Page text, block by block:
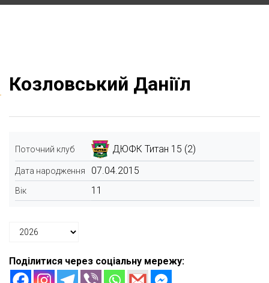
Козловський Даніїл
Поточний клуб ДЮФК Титан 15 (2)
Дата народження 07.04.2015
Вік 11
Поділитися через соціальну мережу: